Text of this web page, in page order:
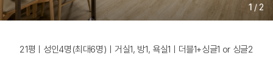
1 /2
21평ㅣ성인4명(최대6명)ㅣ거실1, 방1, 욕실1ㅣ더블1+싱글1 or 싱글2